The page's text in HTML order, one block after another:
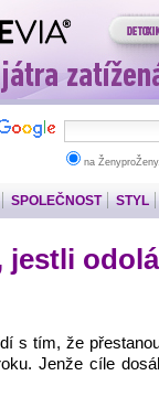
na
SPOLEČNOST STYL
jestli
s tím, že
Jenže cíle